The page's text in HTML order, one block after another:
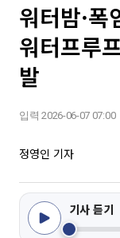
워터밤·
워터프루
발
입력 2026-06-07 07:00
정영인 기자
기사 듣기